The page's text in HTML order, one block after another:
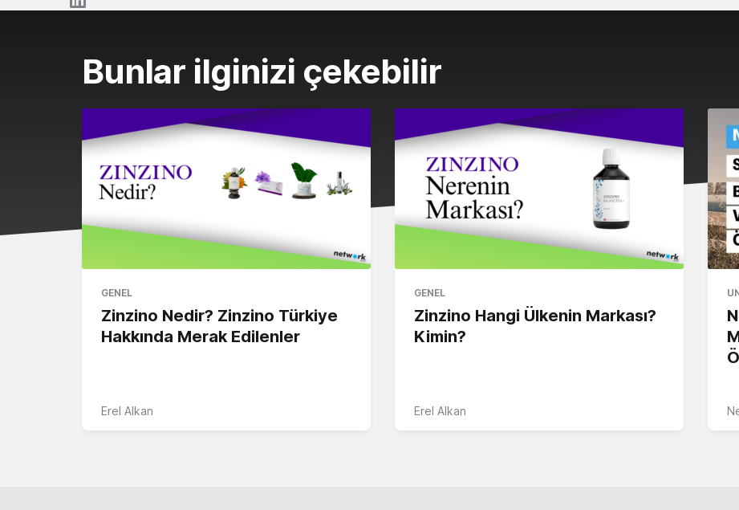
Bunlar ilginizi çekebilir
GENEL
Zinzino Nedir? Zinzino Türkiye
Hakkında Merak Edilenler
Erel Alkan
GENEL
Zinzino Hangi Ülkenin Markası?
Kimin?
Erel Alkan